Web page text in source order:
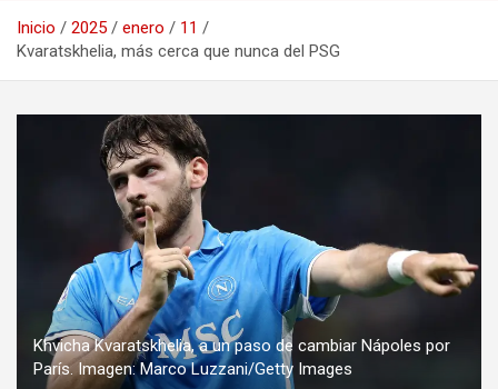
Inicio 2025 enero
11
Kvaratskhelia, más cerca que nunca del PSG
Khvicha Kvaratskhelia, a un paso de cambiar Nápoles por
París. Imagen: Marco Luzzani/Getty Images